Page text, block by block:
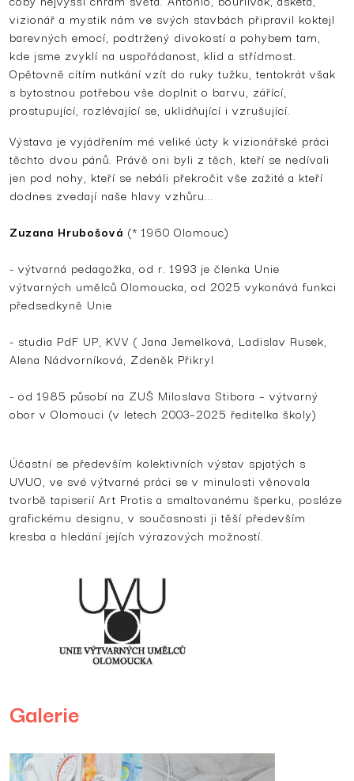
vizionář a mystik nám ve svých stavbách připravil koktejl
barevných emocí, podtržený divokostí a pohybem tam,
kde jsme zvyklí na uspořádanost, klid a střídmost.
Opětovně cítím nutkání vzít do ruky tužku, tentokrát však
s bytostnou potřebou vše doplnit o barvu, zářící,
prostupující, rozlévající se, uklidňující i vzrušující.
Výstava je vyjádřením mé veliké úcty k vizionářské práci
těchto dvou pánů. Právě oni byli z těch, kteří se nedívali
jen pod nohy, kteří se nebáli překročit vše zažité a kteří
dodnes zvedají naše hlavy vzhůru...
Zuzana Hrubošová (* 1960 Olomouc)
- výtvarná pedagožka, od r. 1993 je členka Unie
výtvarných umělců Olomoucka, od 2025 vykonává funkci
předsedkyně Unie
- studia PdF UP, KVV ( Jana Jemelková, Ladislav Rusek,
Alena Nádvorníková, Zdeněk Přikryl
- od 1985 působí na ZUŠ Miloslava Stibora – výtvarný
obor v Olomouci (v letech 2003–2025 ředitelka školy)
Účastní se především kolektivních výstav spjatých s
UVUO, ve své výtvarné práci se v minulosti věnovala
tvorbě tapiserií Art Protis a smaltovanému šperku, posléze
grafickému designu, v současnosti ji těší především
kresba a hledání jejích výrazových možností.
Galerie